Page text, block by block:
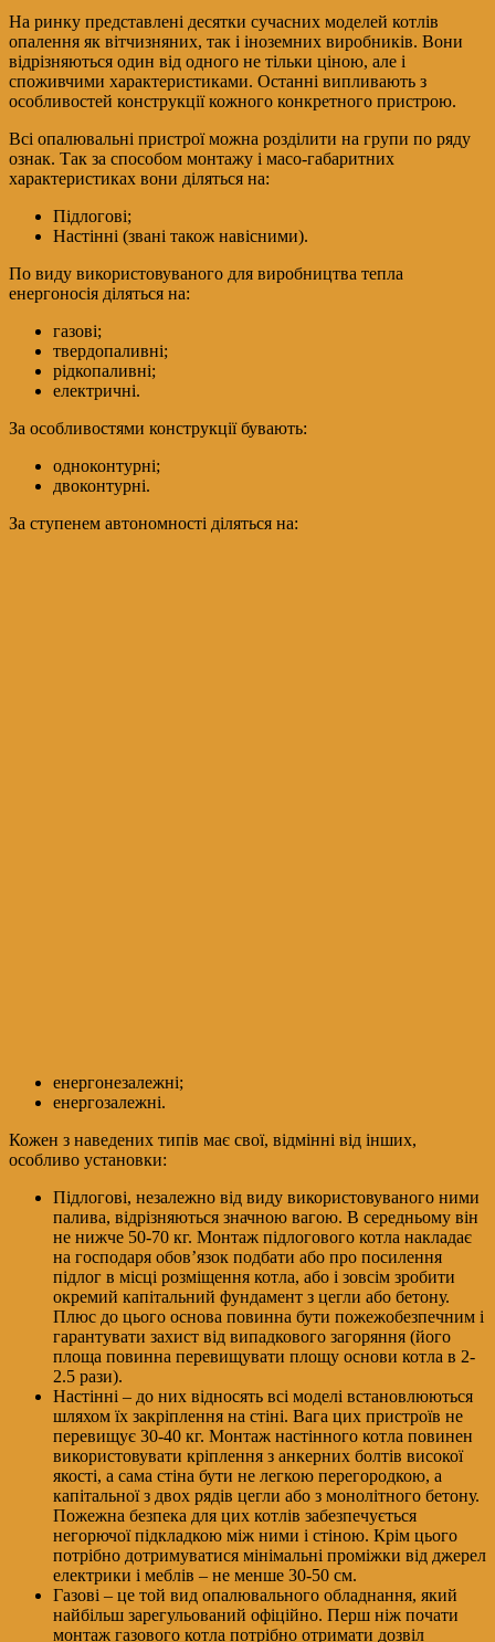
На ринку представлені десятки сучасних моделей котлів
опалення як вітчизняних, так і іноземних виробників. Вони
відрізняються один від одного не тільки ціною, але і
споживчими характеристиками. Останні випливають з
особливостей конструкції кожного конкретного пристрою.
Всі опалювальні пристрої можна розділити на групи по ряду
ознак. Так за способом монтажу і масо-габаритних
характеристиках вони діляться на:
Підлогові;
Настінні (звані також навісними).
По виду використовуваного для виробництва тепла
енергоносія діляться на:
газові;
твердопаливні;
рідкопаливні;
електричні.
За особливостями конструкції бувають:
одноконтурні;
двоконтурні.
За ступенем автономності діляться на:
енергонезалежні;
енергозалежні.
Кожен з наведених типів має свої, відмінні від інших,
особливо установки:
Підлогові, незалежно від виду використовуваного ними
палива, відрізняються значною вагою. В середньому він
не нижче 50-70 кг. Монтаж підлогового котла накладає
на господаря обов’язок подбати або про посилення
підлог в місці розміщення котла, або і зовсім зробити
окремий капітальний фундамент з цегли або бетону.
Плюс до цього основа повинна бути пожежобезпечним і
гарантувати захист від випадкового загоряння (його
площа повинна перевищувати площу основи котла в 2-
2.5 рази).
Настінні – до них відносять всі моделі встановлюються
шляхом їх закріплення на стіні. Вага цих пристроїв не
перевищує 30-40 кг. Монтаж настінного котла повинен
використовувати кріплення з анкерних болтів високої
якості, а сама стіна бути не легкою перегородкою, а
капітальної з двох рядів цегли або з монолітного бетону.
Пожежна безпека для цих котлів забезпечується
негорючої підкладкою між ними і стіною. Крім цього
потрібно дотримуватися мінімальні проміжки від джерел
електрики і меблів – не менше 30-50 см.
Газові – це той вид опалювального обладнання, який
найбільш зарегульований офіційно. Перш ніж почати
монтаж газового котла потрібно отримати дозвіл